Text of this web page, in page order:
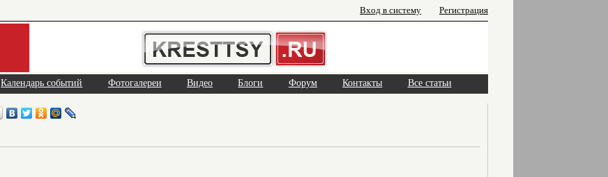
Вход в систему Регистрация
Календарь событий Фотогалереи Видео Блоги Форум Контакты Все статьи